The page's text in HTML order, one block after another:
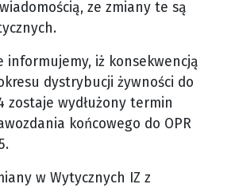
ze zmiany te są
informujemy, iż konsekwencją
dystrybucji żywności do
zostaje wydłużony termin
końcowego do OPR
w Wytycznych IZ z